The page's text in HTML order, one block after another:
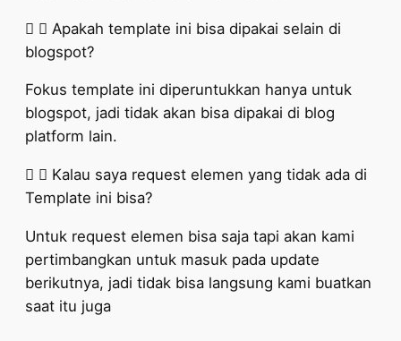
Apakah template ini bisa dipakai selain di
blogspot?
Fokus template ini diperuntukkan hanya untuk
blogspot, jadi tidak akan bisa dipakai di blog
platform lain.
Kalau saya request elemen yang tidak ada di
Template ini bisa?
Untuk request elemen bisa saja tapi akan kami
pertimbangkan untuk masuk pada update
berikutnya, jadi tidak bisa langsung kami buatkan
saat itu juga